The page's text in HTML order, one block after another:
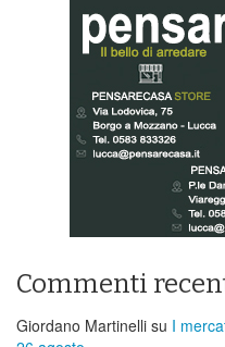
Commenti
Giordano Martinelli su I